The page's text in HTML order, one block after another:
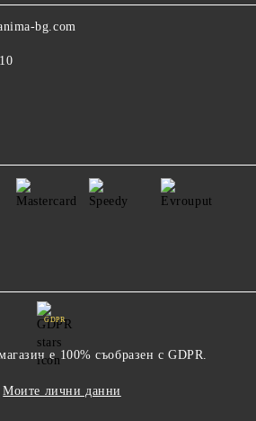
bg.com
GDPR
е 100% съобразен с GDPR.
Моите лични данни